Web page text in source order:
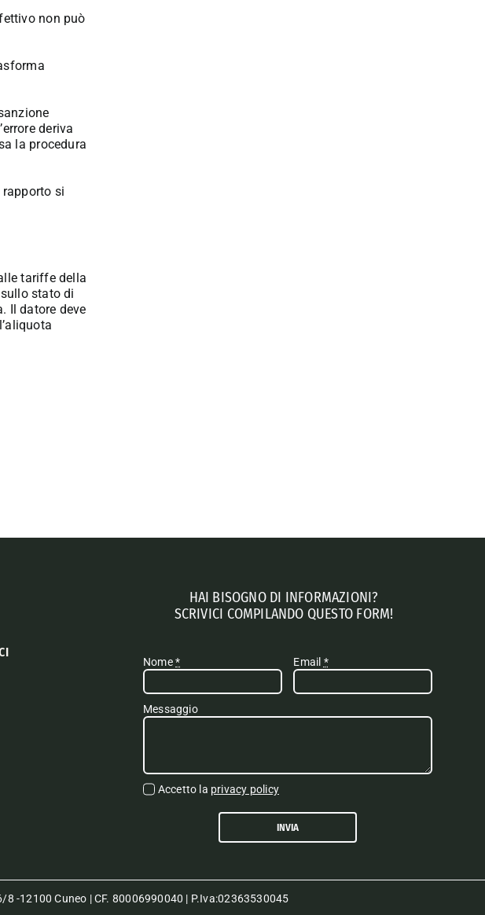
non può
deriva
la procedura
si
tariffe della
stato di
. Il datore deve
HAI BISOGNO DI INFORMAZIONI?
SCRIVICI COMPILANDO QUESTO FORM!
Nome* Email *
Messaggio
Accetto la privacy policy
INVIA
-12100 Cuneo | CF. 80006990040 | P.Iva:02363530045